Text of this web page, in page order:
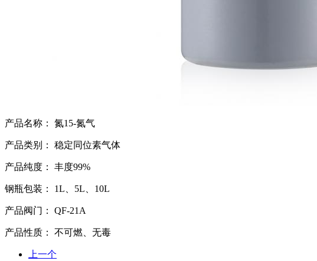
产品名称： 氮15-氮气
产品类别： 稳定同位素气体
产品纯度： 丰度99%
钢瓶包装： 1L、5L、10L
产品阀门： QF-21A
产品性质： 不可燃、无毒
上一个